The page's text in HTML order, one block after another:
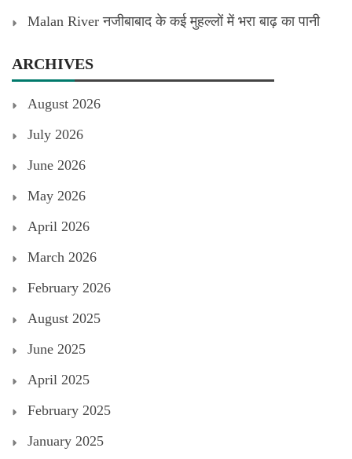
Malan River नजीबाबाद के कई मुहल्लों में भरा बाढ़ का पानी
ARCHIVES
August 2026
July 2026
June 2026
May 2026
April 2026
March 2026
February 2026
August 2025
June 2025
April 2025
February 2025
January 2025